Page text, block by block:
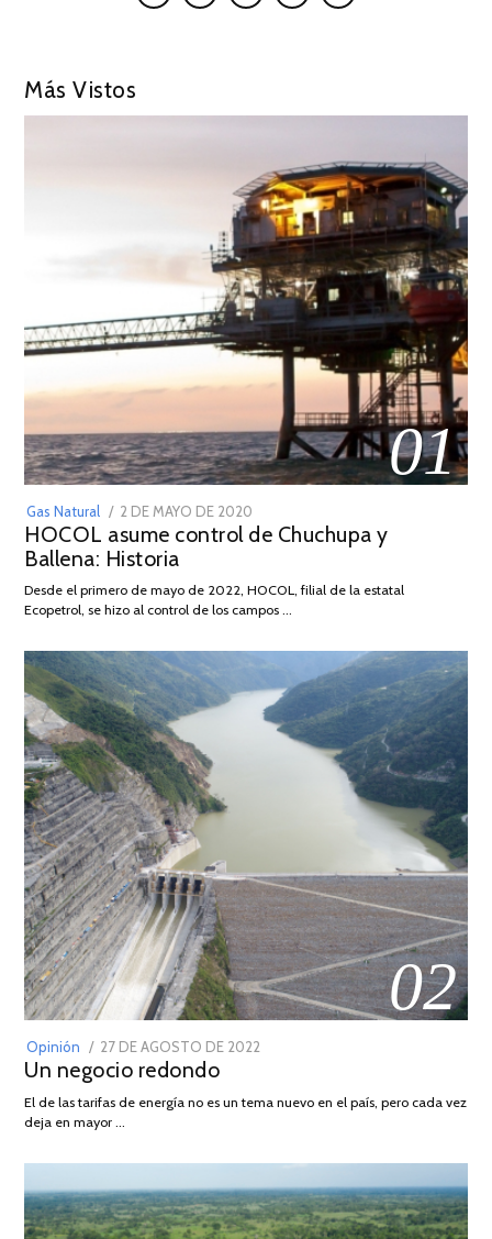
Más Vistos
01
Gas Natural
POSTED
ON
2 DE MAYO DE 2020
DE
2026
HOCOL asume control de Chuchupa y
Ballena: Historia
Desde el primero de mayo de 2022, HOCOL, filial de la estatal
Ecopetrol, se hizo al control de los campos …
02
Opinión
POSTED
ON
27 DE AGOSTO DE 2022
DE
Un negocio redondo
El de las tarifas de energía no es un tema nuevo en el país, pero cada vez
deja en mayor …